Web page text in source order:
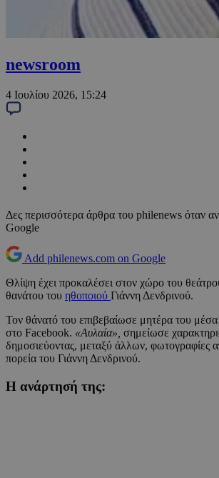
newsroom
4 Ιουλίου 2026, 15:24
Δες περισσότερα άρθρα του philenews όταν
Google
Add philenews.com on Google
Θλίψη έχει προκαλέσει στον χώρο του
θανάτου του ηθοποιού Γιάννη Δενδρινού.
Τον θάνατό του επιβεβαίωσε μητέρα του
στο Facebook. «Αυλαία», σημείωσε
δημοσιεύοντας, μεταξύ άλλων, φωτογραφίες
πορεία του Γιάννη Δενδρινού.
H ανάρτησή της: